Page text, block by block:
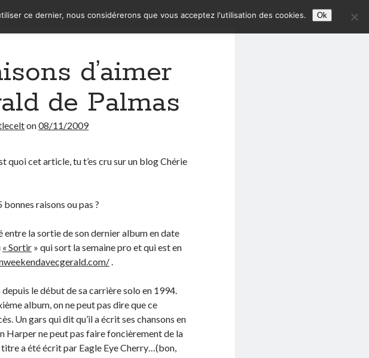
d’aimer
de Palmas
on08/11/2009
quoi cet article, tu t’es cru sur un blog Chérie
raisons ou pas ?
entre la sortie de son dernier album en date
« Sortir » qui sort la semaine pro et qui est en
.
depuis le début de sa carrière solo en 1994.
album, on ne peut pas dire que ce
Un gars qui dit qu’il a écrit ses chansons en
Harper ne peut pas faire foncièrement de la
a été écrit par Eagle Eye Cherry…(bon,
ce dernier, nous considérerons que vous acceptez l'utilisation des cookies. Ok